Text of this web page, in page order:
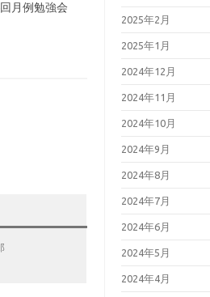
月例勉強会
2025年2月
2025年1月
2024年12月
2024年11月
2024年10月
2024年9月
2024年8月
2024年7月
2024年6月
2024年5月
2024年4月